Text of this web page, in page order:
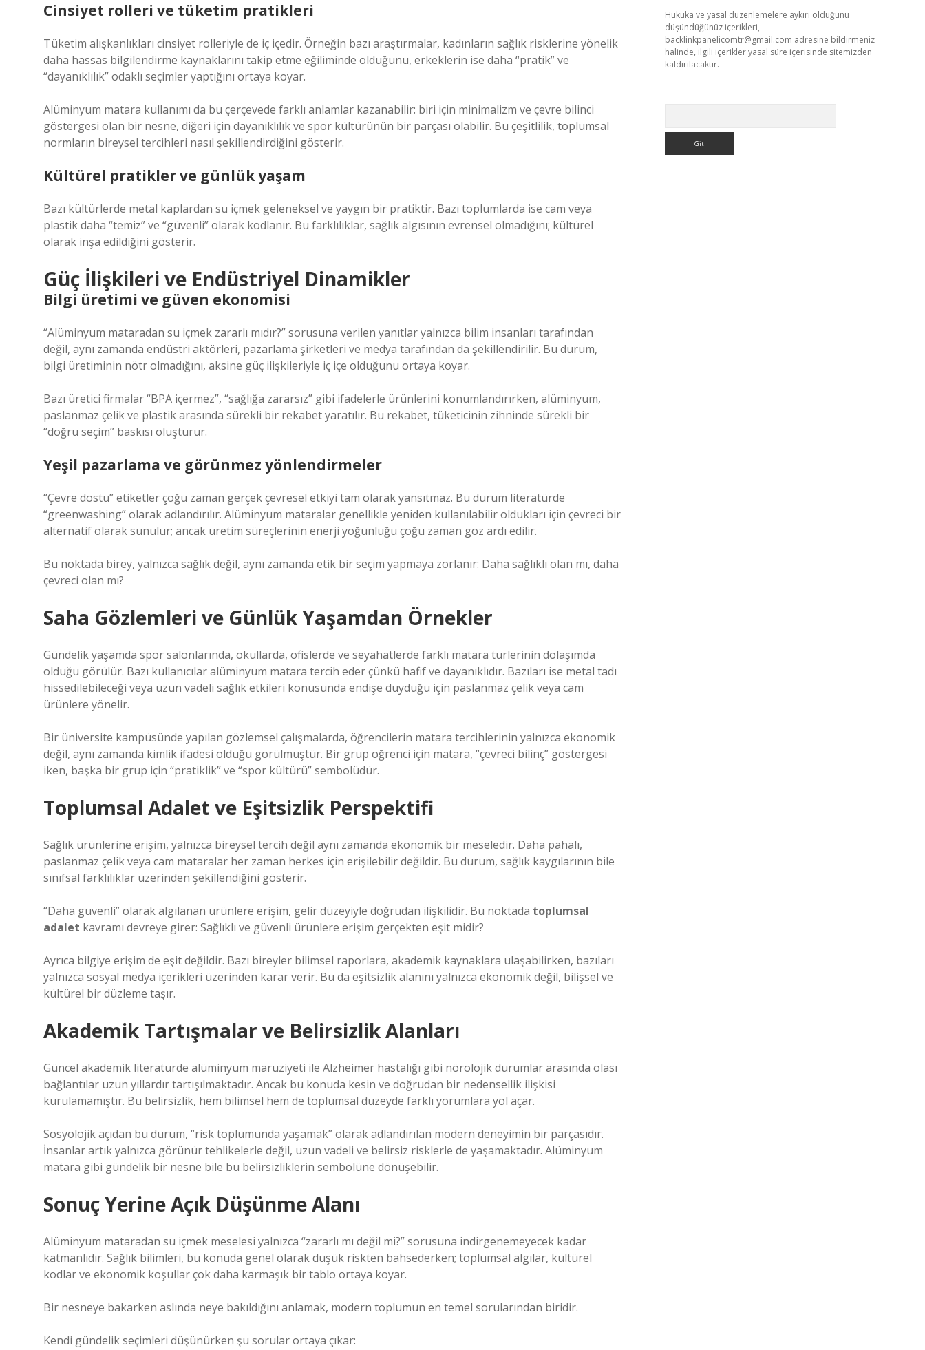
Cinsiyet rolleri ve tüketim pratikleri
Tüketim alışkanlıkları cinsiyet rolleriyle de iç içedir. Örneğin bazı araştırmalar, kadınların sağlık risklerine yönelik
daha hassas bilgilendirme kaynaklarını takip etme eğiliminde olduğunu, erkeklerin ise daha “pratik” ve
“dayanıklılık” odaklı seçimler yaptığını ortaya koyar.
Alüminyum matara kullanımı da bu çerçevede farklı anlamlar kazanabilir: biri için minimalizm ve çevre bilinci
göstergesi olan bir nesne, diğeri için dayanıklılık ve spor kültürünün bir parçası olabilir. Bu çeşitlilik, toplumsal
normların bireysel tercihleri nasıl şekillendirdiğini gösterir.
Kültürel pratikler ve günlük yaşam
Bazı kültürlerde metal kaplardan su içmek geleneksel ve yaygın bir pratiktir. Bazı toplumlarda ise cam veya
plastik daha “temiz” ve “güvenli” olarak kodlanır. Bu farklılıklar, sağlık algısının evrensel olmadığını; kültürel
olarak inşa edildiğini gösterir.
Güç İlişkileri ve Endüstriyel Dinamikler
Bilgi üretimi ve güven ekonomisi
“Alüminyum mataradan su içmek zararlı mıdır?” sorusuna verilen yanıtlar yalnızca bilim insanları tarafından
değil, aynı zamanda endüstri aktörleri, pazarlama şirketleri ve medya tarafından da şekillendirilir. Bu durum,
bilgi üretiminin nötr olmadığını, aksine güç ilişkileriyle iç içe olduğunu ortaya koyar.
Bazı üretici firmalar “BPA içermez”, “sağlığa zararsız” gibi ifadelerle ürünlerini konumlandırırken, alüminyum,
paslanmaz çelik ve plastik arasında sürekli bir rekabet yaratılır. Bu rekabet, tüketicinin zihninde sürekli bir
“doğru seçim” baskısı oluşturur.
Yeşil pazarlama ve görünmez yönlendirmeler
“Çevre dostu” etiketler çoğu zaman gerçek çevresel etkiyi tam olarak yansıtmaz. Bu durum literatürde
“greenwashing” olarak adlandırılır. Alüminyum mataralar genellikle yeniden kullanılabilir oldukları için çevreci bir
alternatif olarak sunulur; ancak üretim süreçlerinin enerji yoğunluğu çoğu zaman göz ardı edilir.
Bu noktada birey, yalnızca sağlık değil, aynı zamanda etik bir seçim yapmaya zorlanır: Daha sağlıklı olan mı, daha
çevreci olan mı?
Saha Gözlemleri ve Günlük Yaşamdan Örnekler
Gündelik yaşamda spor salonlarında, okullarda, ofislerde ve seyahatlerde farklı matara türlerinin dolaşımda
olduğu görülür. Bazı kullanıcılar alüminyum matara tercih eder çünkü hafif ve dayanıklıdır. Bazıları ise metal tadı
hissedilebileceği veya uzun vadeli sağlık etkileri konusunda endişe duyduğu için paslanmaz çelik veya cam
ürünlere yönelir.
Bir üniversite kampüsünde yapılan gözlemsel çalışmalarda, öğrencilerin matara tercihlerinin yalnızca ekonomik
değil, aynı zamanda kimlik ifadesi olduğu görülmüştür. Bir grup öğrenci için matara, “çevreci bilinç” göstergesi
iken, başka bir grup için “pratiklik” ve “spor kültürü” sembolüdür.
Toplumsal Adalet ve Eşitsizlik Perspektifi
Sağlık ürünlerine erişim, yalnızca bireysel tercih değil aynı zamanda ekonomik bir meseledir. Daha pahalı,
paslanmaz çelik veya cam mataralar her zaman herkes için erişilebilir değildir. Bu durum, sağlık kaygılarının bile
sınıfsal farklılıklar üzerinden şekillendiğini gösterir.
“Daha güvenli” olarak algılanan ürünlere erişim, gelir düzeyiyle doğrudan ilişkilidir. Bu noktada toplumsal
adalet kavramı devreye girer: Sağlıklı ve güvenli ürünlere erişim gerçekten eşit midir?
Ayrıca bilgiye erişim de eşit değildir. Bazı bireyler bilimsel raporlara, akademik kaynaklara ulaşabilirken, bazıları
yalnızca sosyal medya içerikleri üzerinden karar verir. Bu da eşitsizlikalanını yalnızca ekonomik değil, bilişsel ve
kültürel bir düzleme taşır.
Akademik Tartışmalar ve Belirsizlik Alanları
Güncel akademik literatürde alüminyum maruziyeti ile Alzheimer hastalığı gibi nörolojik durumlar arasında olası
bağlantılar uzun yıllardır tartışılmaktadır. Ancak bu konuda kesin ve doğrudan bir nedensellik ilişkisi
kurulamamıştır. Bu belirsizlik, hem bilimsel hem de toplumsal düzeyde farklı yorumlara yol açar.
Sosyolojik açıdan bu durum, “risk toplumunda yaşamak” olarak adlandırılan modern deneyimin bir parçasıdır.
İnsanlar artık yalnızca görünür tehlikelerle değil, uzun vadeli ve belirsiz risklerle de yaşamaktadır. Alüminyum
matara gibi gündelik bir nesne bile bu belirsizliklerin sembolüne dönüşebilir.
Sonuç Yerine Açık Düşünme Alanı
Alüminyum mataradan su içmek meselesi yalnızca “zararlı mı değil mi?” sorusuna indirgenemeyecek kadar
katmanlıdır. Sağlık bilimleri, bu konuda genel olarak düşük riskten bahsederken; toplumsal algılar, kültürel
kodlar ve ekonomik koşullar çok daha karmaşık bir tablo ortaya koyar.
Bir nesneye bakarken aslında neye bakıldığını anlamak, modern toplumun en temel sorularından biridir.
Kendi gündelik seçimleri düşünürken şu sorular ortaya çıkar:
Hukuka ve yasal düzenlemelere aykırı olduğunu
düşündüğünüz içerikleri,
backlinkpanelicomtr@gmail.com adresine bildirmeniz
halinde, ilgili içerikler yasal süre içerisinde sitemizden
kaldırılacaktır.